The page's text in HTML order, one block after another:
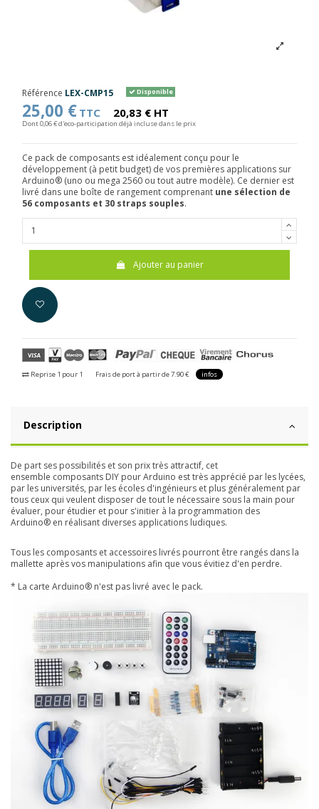
Référence LEX-CMP15 Disponible
25,00 € TTC 20,83 € HT
Dont 0,06 € d'eco-participation déjà incluse dans le prix
Ce pack de composants est idéalement conçu pour le
développement (à petit budget) de vos premières applications sur
Arduino® (uno ou mega 2560 ou tout autre modèle). Ce dernier est
livré dans une boîte de rangement comprenant une sélection de
56 composants et 30 straps souples.
Ajouter au panier
Reprise 1 pour 1 Frais de port à partir de 7.90 € infos
Description
De part ses possibilités et son prix très attractif, cet
ensemble composants DIY pour Arduino est très apprécié par les lycées,
par les universités, par les écoles d'ingénieurs et plus généralement par
tous ceux qui veulent disposer de tout le nécessaire sous la main pour
évaluer, pour étudier et pour s'initier à la programmation des
Arduino® en réalisant diverses applications ludiques.
Tous les composants et accessoires livrés pourront être rangés dans la
mallette après vos manipulations afin que vous évitiez d'en perdre.
* La carte Arduino® n'est pas livré avec le pack.